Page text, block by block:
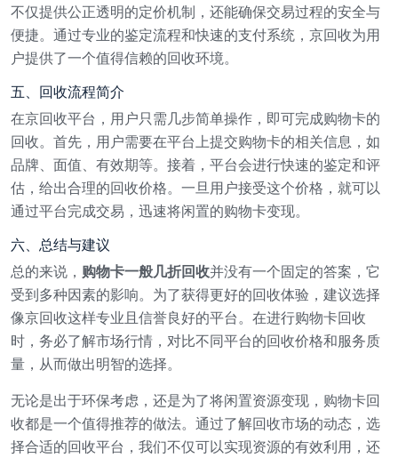
不仅提供公正透明的定价机制，还能确保交易过程的安全与
便捷。通过专业的鉴定流程和快速的支付系统，京回收为用
户提供了一个值得信赖的回收环境。
五、回收流程简介
在京回收平台，用户只需几步简单操作，即可完成购物卡的
回收。首先，用户需要在平台上提交购物卡的相关信息，如
品牌、面值、有效期等。接着，平台会进行快速的鉴定和评
估，给出合理的回收价格。一旦用户接受这个价格，就可以
通过平台完成交易，迅速将闲置的购物卡变现。
六、总结与建议
总的来说， 购物卡一般几折回收并没有一个固定的答案，它
受到多种因素的影响。为了获得更好的回收体验，建议选择
像京回收这样专业且信誉良好的平台。在进行购物卡回收
时，务必了解市场行情，对比不同平台的回收价格和服务质
量，从而做出明智的选择。
无论是出于环保考虑，还是为了将闲置资源变现，购物卡回
收都是一个值得推荐的做法。通过了解回收市场的动态，选
择合适的回收平台，我们不仅可以实现资源的有效利用，还